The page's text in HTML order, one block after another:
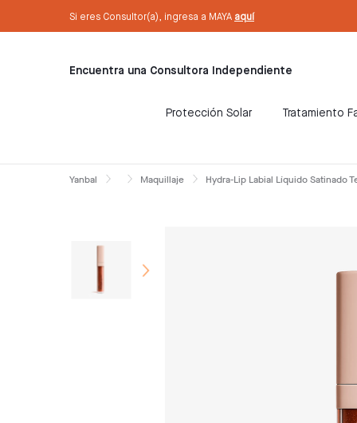
Si eres Consultor(a), ingresa a MAYA aquí
Sé Consultora ahora. ¡Regístrate aquí!
Encuentra una Consultora Independiente
Protección Solar Tratamiento
Yanbal Maquillaje Hydra-Lip Labial Líquido Satinado